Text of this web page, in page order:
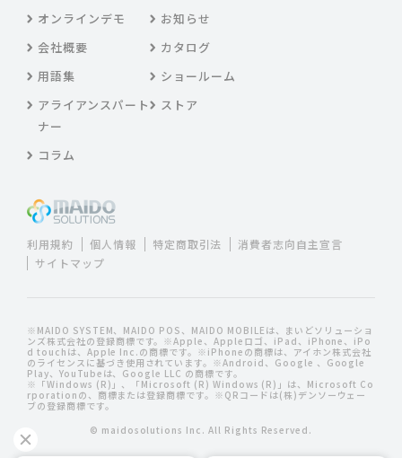
オンラインデモ
お知らせ
会社概要
カタログ
用語集
ショールーム
アライアンスパート
ナー
ストア
コラム
利用規約 個人情報 特定商取引法
消費者志向自主宣言
サイトマップ
※MAIDO SYSTEM、MAIDO POS、MAIDO MOBILEは、まいどソリューショ
ンズ株式会社の登録商標です。※Apple、Appleロゴ、iPad、iPhone、iPo
d touchは、Apple Inc.の商標です。※iPhoneの商標は、アイホン株式会社
のライセンスに基づき使用されています。※Android、Google 、Google
Play、YouTubeは、Google LLC の商標です。
※「Windows (R)」、「Microsoft (R) Windows (R)」は、Microsoft Co
rporationの、商標または登録商標です。※QRコードは(株)デンソーウェー
ブの登録商標です。
© maidosolutions Inc. All Rights Reserved.